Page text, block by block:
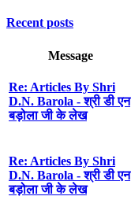
Recent posts
Message
Re: Articles By Shri
D.N. Barola - श्री डी एन
बड़ोला जी के लेख
Re: Articles By Shri
D.N. Barola - श्री डी एन
बड़ोला जी के लेख